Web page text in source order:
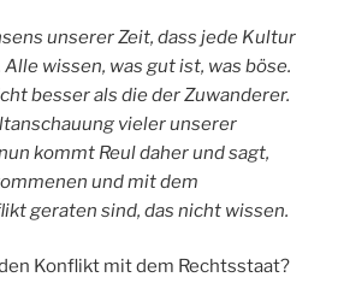
unserer Zeit, dass jede Kultur
wissen, was gut ist, was böse.
besser als die der Zuwanderer.
vieler unserer
kommt Reul daher und sagt,
und mit dem
geraten sind, das nicht wissen.
Konflikt mit dem Rechtsstaat?